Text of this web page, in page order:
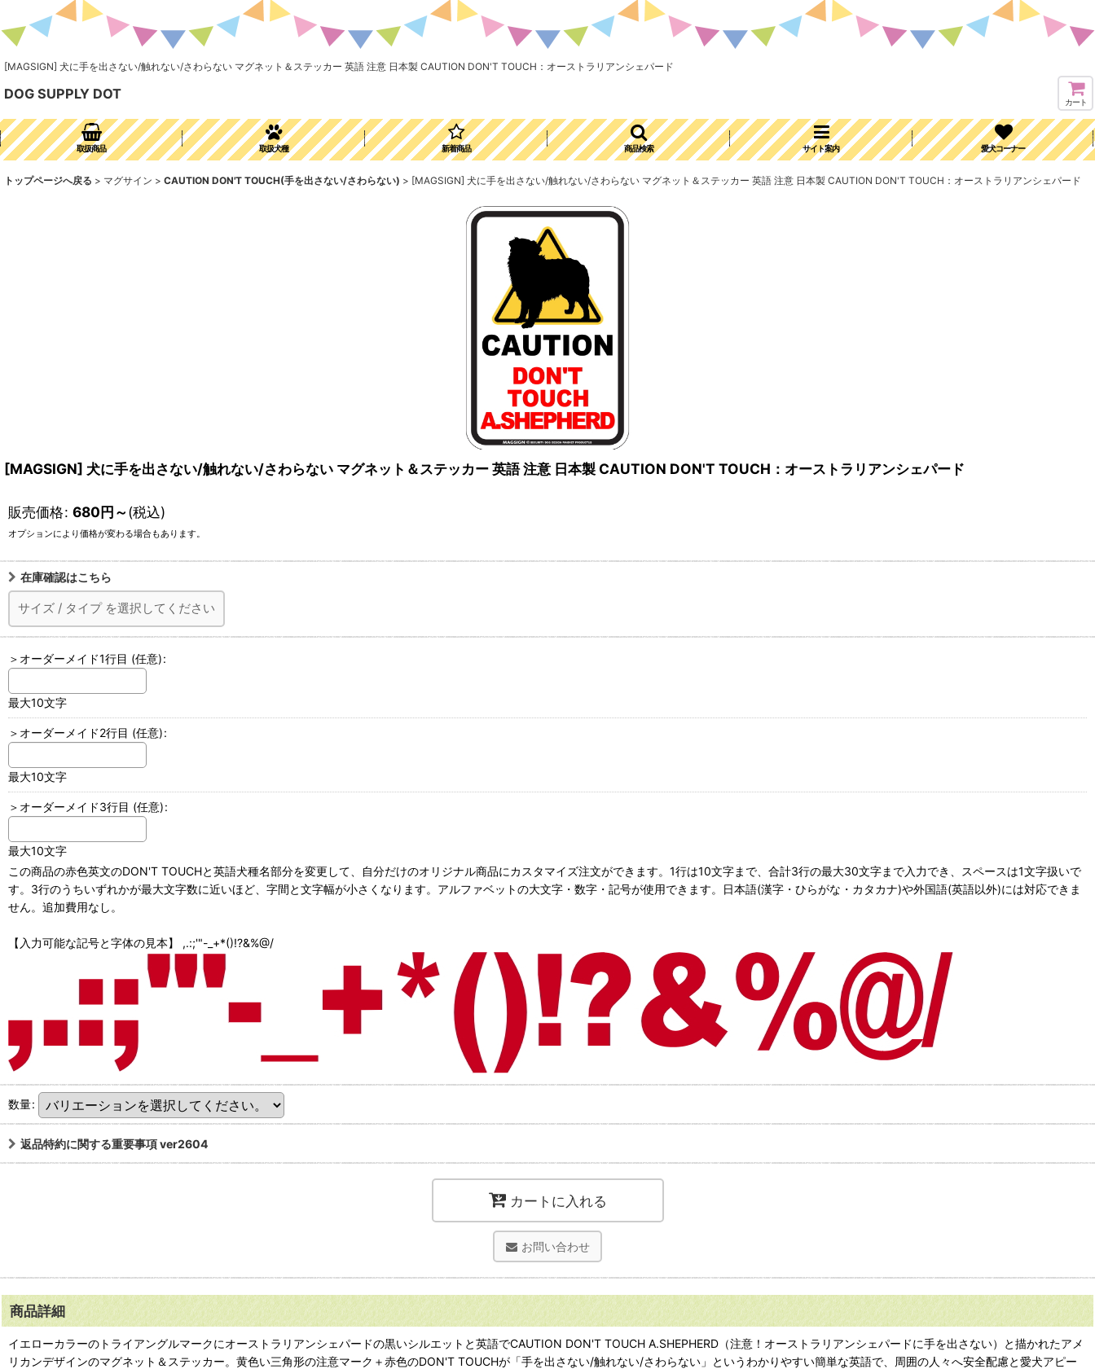
[MAGSIGN] 犬に手を出さない/触れない/さわらない マグネット＆ステッカー 英語 注意 日本製 CAUTION DON'T TOUCH：オーストラリアンシェパード
DOG SUPPLY DOT
カート
取扱商品 取扱犬種 新着商品 商品検索 サイト案内 愛犬コーナー
トップページへ戻る > マグサイン > CAUTION DON'T TOUCH(手を出さない/さわらない) > [MAGSIGN] 犬に手を出さない/触れない/さわらない マグネット＆ステッカー 英語 注意 日本製 CAUTION DON'T TOUCH：オーストラリアンシェパード
[MAGSIGN] 犬に手を出さない/触れない/さわらない マグネット＆ステッカー 英語 注意 日本製 CAUTION DON'T TOUCH：オーストラリアンシェパード
販売価格: 680円～(税込)
オプションにより価格が変わる場合もあります。
在庫確認はこちら
サイズ / タイプ を選択してください
＞オーダーメイド1行目 (任意):
最大10文字
＞オーダーメイド2行目 (任意):
最大10文字
＞オーダーメイド3行目 (任意):
最大10文字
この商品の赤色英文のDON'T TOUCHと英語犬種名部分を変更して、自分だけのオリジナル商品にカスタマイズ注文ができます。1行は10文字まで、合計3行の最大30文字まで入力でき、スペースは1文字扱いで
す。3行のうちいずれかが最大文字数に近いほど、字間と文字幅が小さくなります。アルファベットの大文字・数字・記号が使用できます。日本語(漢字・ひらがな・カタカナ)や外国語(英語以外)には対応できま
せん。追加費用なし。
【入力可能な記号と字体の見本】 ,.:;'"-_+*()!?&%@/
数量:
返品特約に関する重要事項 ver2604
カートに入れる
お問い合わせ
商品詳細
イエローカラーのトライアングルマークにオーストラリアンシェパードの黒いシルエットと英語でCAUTION DON'T TOUCH A.SHEPHERD（注意！オーストラリアンシェパードに手を出さない）と描かれたアメ
リカンデザインのマグネット＆ステッカー。黄色い三角形の注意マーク＋赤色のDON'T TOUCHが「手を出さない/触れない/さわらない」というわかりやすい簡単な英語で、周囲の人々へ安全配慮と愛犬アピー